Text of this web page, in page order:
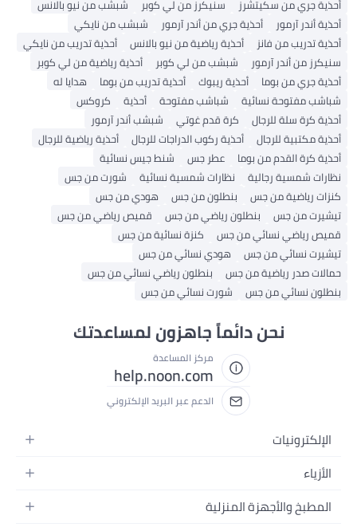
أحذية جري من سكيتشرز
سنيكرز من لي كوبر
شبشب من نيو بالانس
أحذية أندر آرمور
أحذية جري من أندر آرمور
شبشب من نايكي
أحذية تدريب من فانز
أحذية رياضية من نيو بالانس
أحذية تدريب من نايكي
سنيكرز من أندر آرمور
شبشب من لي كوبر
أحذية رياضية من لي كوبر
أحذية جري من بوما
أحذية ريبوك أحذية تدريب من بوما
هدايا له
شباشب مفتوحة نسائية
شباشب مفتوحة أحذية
كروكس
أحذية كرة سلة للرجال
كرة قدم غوتي
شبشب أندر آرمور
أحذية مكتبية للرجال
أحذية ركوب الدراجات للرجال
أحذية رياضية للرجال
أحذية كرة القدم من بوما
عطر جس
شنط جيس نسائية
نظارات شمسية رجالية
نظارات شمسية نسائية
شورت من جس
كنزات رياضية من جس
بنطلون من جس
هودي من جس
تيشيرت من جس
بنطلون رياضي من جس
قميص رياضي من جس
قميص رياضي نسائي من جس
كنزة نسائية من جس
تيشيرت نسائي من جس
هودي نسائي من جس
حمالات صدر رياضية من جس
بنطلون رياضي نسائي من جس
بنطلون نسائي من جس
شورت نسائي من جس
نحن دائماً جاهزون لمساعدتك
مركز المساعدة
help.noon.com
الدعم عبر البريد الإلكتروني
الإلكترونيات
الجوالات
اللابتوبات
الأزياء
أزياء نسائية
المطبخ والأجهزة المنزلية